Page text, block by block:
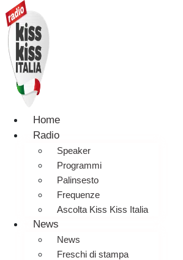
Home
Radio
Speaker
Programmi
Palinsesto
Frequenze
Ascolta Kiss Kiss Italia
News
News
Freschi di stampa